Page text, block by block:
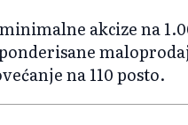
akcize na
na 110 posto.